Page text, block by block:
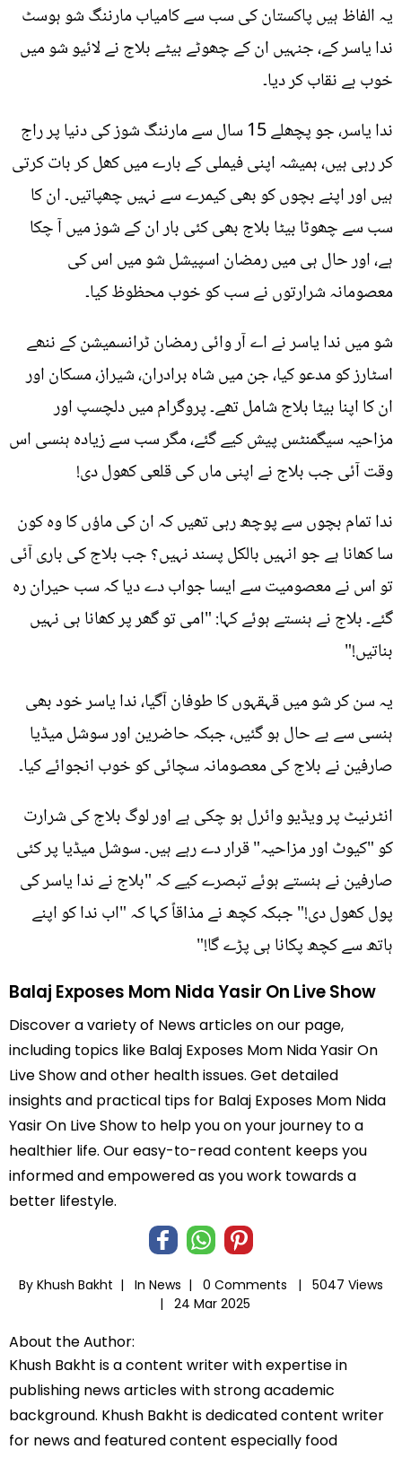
یہ الفاظ ہیں پاکستان کی سب سے کامیاب مارننگ شو ہوسٹ
ندا یاسر کے، جنہیں ان کے چھوٹے بیٹے بلاج نے لائیو شو میں
خوب بے نقاب کر دیا۔
ندا یاسر، جو پچھلے 15 سال سے مارننگ شوز کی دنیا پر راج
کر رہی ہیں، ہمیشہ اپنی فیملی کے بارے میں کھل کر بات کرتی
ہیں اور اپنے بچوں کو بھی کیمرے سے نہیں چھپاتیں۔ ان کا
سب سے چھوٹا بیٹا بلاج بھی کئی بار ان کے شوز میں آ چکا
ہے، اور حال ہی میں رمضان اسپیشل شو میں اس کی
معصومانہ شرارتوں نے سب کو خوب محظوظ کیا۔
شو میں ندا یاسر نے اے آر وائی رمضان ٹرانسمیشن کے ننھے
اسٹارز کو مدعو کیا، جن میں شاہ برادران، شیراز، مسکان اور
ان کا اپنا بیٹا بلاج شامل تھے۔ پروگرام میں دلچسپ اور
مزاحیہ سیگمنٹس پیش کیے گئے، مگر سب سے زیادہ ہنسی اس
وقت آئی جب بلاج نے اپنی ماں کی قلعی کھول دی!
ندا تمام بچوں سے پوچھ رہی تھیں کہ ان کی ماؤں کا وہ کون
سا کھانا ہے جو انہیں بالکل پسند نہیں؟ جب بلاج کی باری آئی
تو اس نے معصومیت سے ایسا جواب دے دیا کہ سب حیران رہ
گئے۔ بلاج نے ہنستے ہوئے کہا: "امی تو گھر پر کھانا ہی نہیں
بناتیں!"
یہ سن کر شو میں قہقہوں کا طوفان آگیا، ندا یاسر خود بھی
ہنسی سے بے حال ہو گئیں، جبکہ حاضرین اور سوشل میڈیا
صارفین نے بلاج کی معصومانہ سچائی کو خوب انجوائے کیا۔
انٹرنیٹ پر ویڈیو وائرل ہو چکی ہے اور لوگ بلاج کی شرارت
کو "کیوٹ اور مزاحیہ" قرار دے رہے ہیں۔ سوشل میڈیا پر کئی
صارفین نے ہنستے ہوئے تبصرے کیے کہ "بلاج نے ندا یاسر کی
پول کھول دی!" جبکہ کچھ نے مذاقاً کہا کہ "اب ندا کو اپنے
ہاتھ سے کچھ پکانا ہی پڑے گا!"
Balaj Exposes Mom Nida Yasir On Live Show
Discover a variety of News articles on our page,
including topics like Balaj Exposes Mom Nida Yasir On
Live Show and other health issues. Get detailed
insights and practical tips for Balaj Exposes Mom Nida
Yasir On Live Show to help you on your journey to a
healthier life. Our easy-to-read content keeps you
informed and empowered as you work towards a
better lifestyle.
By Khush Bakht | In News | 0 Comments |
5047 Views
|
24 Mar 2025
About the Author:
Khush Bakht is a content writer with expertise in
publishing news articles with strong academic
background. Khush Bakht is dedicated content writer
for news and featured content especially food